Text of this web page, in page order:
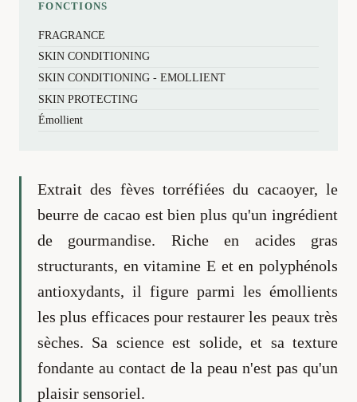
Extrait des fèves torréfiées du cacaoyer, le
beurre de cacao est bien plus qu'un ingrédient
de gourmandise. Riche en acides gras
structurants, en vitamine E et en polyphénols
antioxydants, il figure parmi les émollients
les plus efficaces pour restaurer les peaux très
sèches. Sa science est solide, et sa texture
fondante au contact de la peau n'est pas qu'un
plaisir sensoriel.
FONCTIONS
FRAGRANCE
SKIN CONDITIONING
SKIN CONDITIONING - EMOLLIENT
SKIN PROTECTING
Émollient